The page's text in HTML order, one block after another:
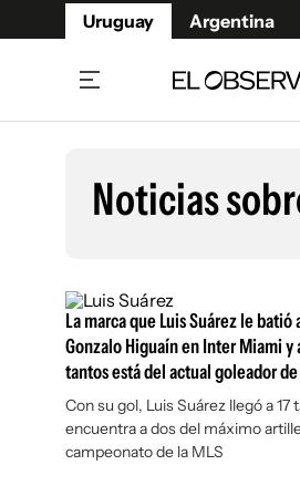
Uruguay Argentina
Beneficios Member
Café y Negocios
Economía y Empresas
Agro
Brand Studio
Mundo
Noticias
La marca que Luis Suárez le
Gonzalo Higuaín en Inter Miami y
tantos está del actual goleador de
Con su gol, Luis Suárez llegó a 17
encuentra a dos del máximo
campeonato de la MLS